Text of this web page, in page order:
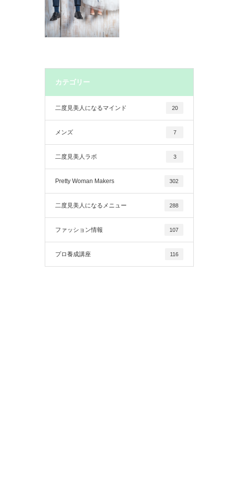
カテゴリー
二度見美人になるマインド 20
メンズ 7
二度見美人ラボ 3
Pretty Woman Makers 302
二度見美人になるメニュー 288
ファッション情報 107
プロ養成講座 116